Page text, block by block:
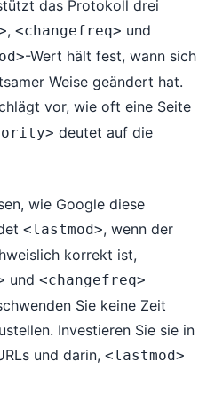
das Protokoll drei
, <changefreq> und
-Wert hält fest, wann sich
Weise geändert hat.
vor, wie oft eine Seite
deutet auf die
wie Google diese
<lastmod>, wenn der
korrekt ist,
und <changefreq>
Sie keine Zeit
Investieren Sie sie in
und darin, <lastmod>